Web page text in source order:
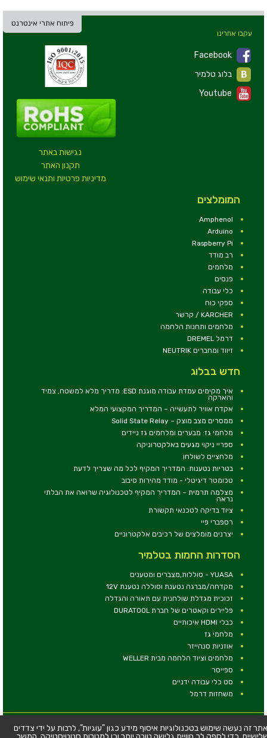
פיתוח אתרי אינטרנט
נגישות באתר
תקנון האתר
מדיניות פרטיות ותנאי שימוש
עקבו אחרינו
Facebook
Youtube
המומלצים
Amphenol
Arduino
Raspberry Pi
רב מודד
מלחמים
פנסים
כלי עבודה
ספקי כוח
KARCHER / קרשר
מלחמים ותחנות הלחמה
דרמל DREMEL
זיווד ומחברים NEUTRIK
חדש בבלוג
איך מקימים עמדת עבודה מוגנת ESD: מדריך מלא למשטח, צמיד
והארקה
אקדח אוויר לתעשייה – המדריך המקצועי המלא
ממסרים מצב מוצק – Solid State Relay
מלחמי גז: מבערים ומלחמים גז ניידים
ספריי ניקוי מגעים באלקטרוניקה
מלחציים לשולחן
בטריות נטענות: המדריך המקיף לכל מה שצריך לדעת
טכומטר דיגיטלי - מודד מהירות סיבוב
מצלמה תרמית – המדריך המקיף לטכנולוגיה שרואה את הבלתי
נראה
ציוד בדיקה לטכנאי תקשורת
רספברי פיי
יצרנים מומלצים של רכיבים אלקטרוניים
הסדרות החמות בטלמיר
YUASA - סוללות,מצברים ומטענים
מקדחה/מברגה נטענת וסוללה נטענת 12V
זכוכית מגדלת שולחנית עם תאורה והגדלה
פליירים וקאטרים של חברת DURATOOL
כבלי HDMI איכותיים
מלחמי גז
אוזניות סנהייזר
מלחמים וציוד הלחמה מבית WELLER
ספייסר
סט כלי עבודה ידניים
משחזות דרמל
© כל הזכויות שמורות - טלמיר אלקטרוניקה בע''מ
כתובת: דרך העצמאות 63, חיפה
זה נעשה שימוש בטכנולוגיות איסוף מידע כגון "עוגיות", לרבות על ידי צדדים